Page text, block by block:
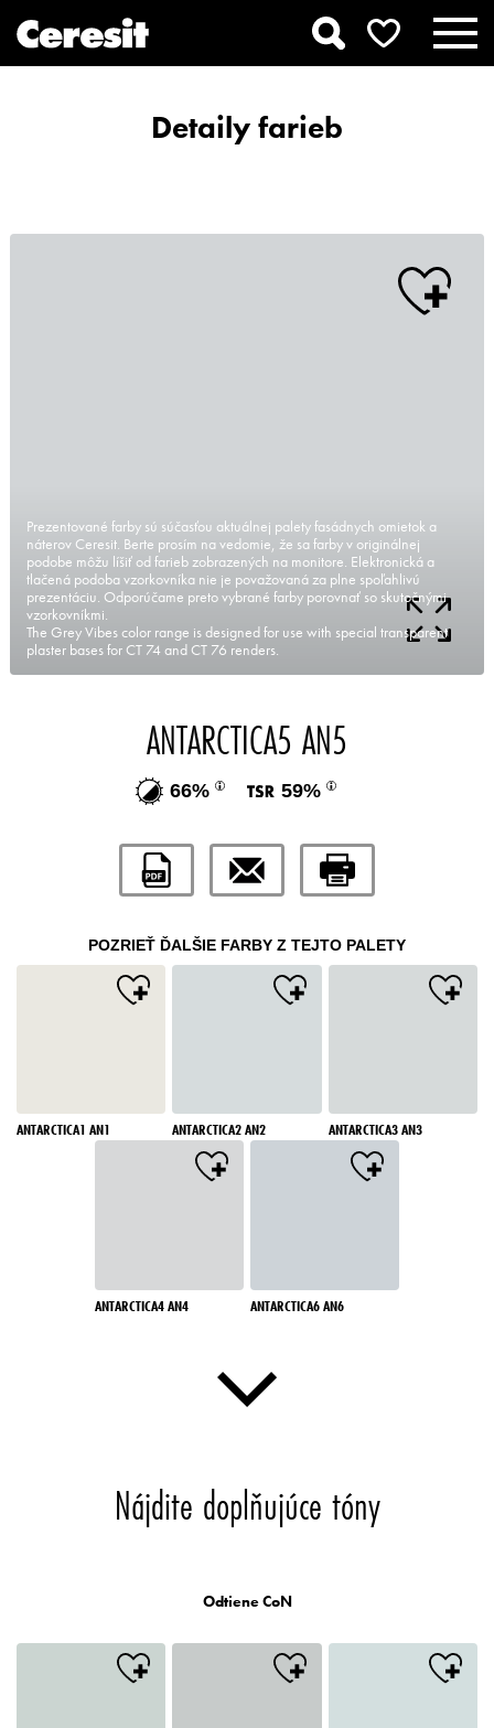
Detaily farieb
Prezentované farby sú súčasťou aktuálnej palety fasádnych omietok a
náterov Ceresit. Berte prosím na vedomie, že sa farby v originálnej
podobe môžu líšiť od farieb zobrazených na monitore. Elektronická a
tlačená podoba vzorkovníka nie je považovaná za plne spoľahlivú
prezentáciu. Odporúčame preto vybrané farby porovnať so skutočnými
vzorkovníkmi.
The Grey Vibes color range is designed for use with special transparent
plaster bases for CT 74 and CT 76 renders.
ANTARCTICA5 AN5
66% 59%
POZRIEŤ ĎALŠIE FARBY Z TEJTO PALETY
ANTARCTICA1 AN1 ANTARCTICA2 AN2 ANTARCTICA3 AN3
ANTARCTICA4 AN4 ANTARCTICA6 AN6
Nájdite doplňujúce tóny
Odtiene CoN